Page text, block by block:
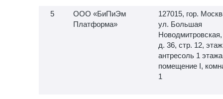
ООО «БиПиЭм
Платформа»
127015, гор.
ул. Большая
Новодмитровская,
д. 36, стр. 12, этаж
антресоль 1
помещение I,
1